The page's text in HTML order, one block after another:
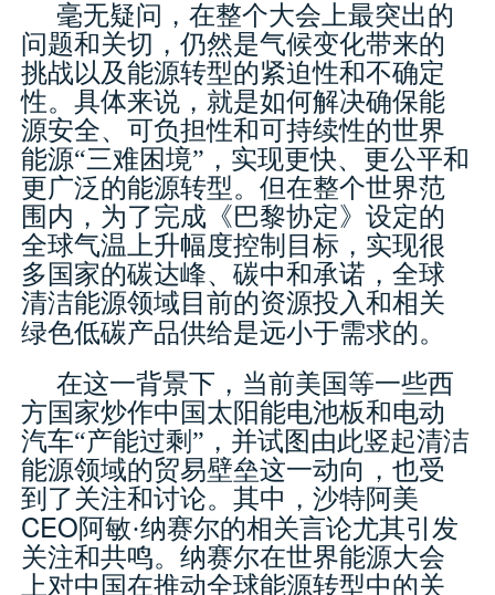
毫无疑问，在整个大会上最突出的
问题和关切，仍然是气候变化带来的
挑战以及能源转型的紧迫性和不确定
性。具体来说，就是如何解决确保能
源安全、可负担性和可持续性的世界
能源“三难困境”，实现更快、更公平和
更广泛的能源转型。但在整个世界范
围内，为了完成《巴黎协定》设定的
全球气温上升幅度控制目标，实现很
多国家的碳达峰、碳中和承诺，全球
清洁能源领域目前的资源投入和相关
绿色低碳产品供给是远小于需求的。
在这一背景下，当前美国等一些西
方国家炒作中国太阳能电池板和电动
汽车“产能过剩”，并试图由此竖起清洁
能源领域的贸易壁垒这一动向，也受
到了关注和讨论。其中，沙特阿美
CEO阿敏·纳赛尔的相关言论尤其引发
关注和共鸣。纳赛尔在世界能源大会
上对中国在推动全球能源转型中的关